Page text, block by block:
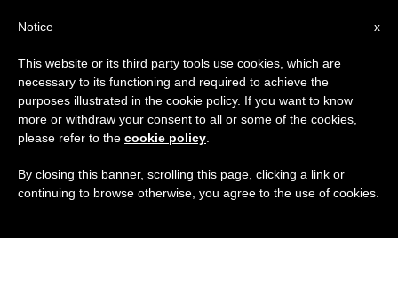
x
Notice
This website or its third party tools use cookies, which are
necessary to its functioning and required to achieve the
purposes illustrated in the cookie policy. If you want to know
more or withdraw your consent to all or some of the cookies,
please refer to the cookie policy
By closing this banner, scrolling this page, clicking a link or
continuing to browse otherwise, you agree to the use of cookies.